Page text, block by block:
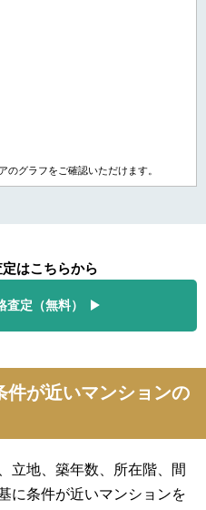
グラフをご確認いただけます。
はこちらから
定（無料）
件が近いマンションの
立地、築年数、所在階、間
に条件が近いマンションを